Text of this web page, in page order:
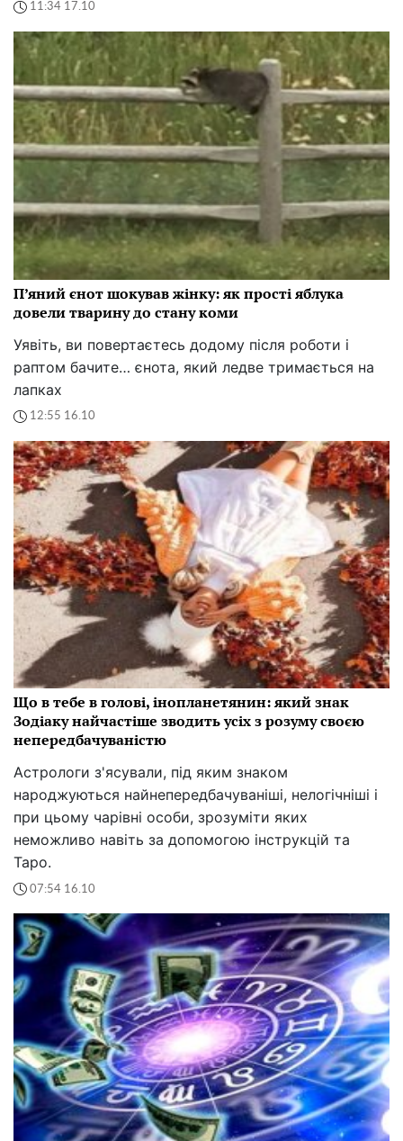
11:34 17.10
П’яний єнот шокував жінку: як прості яблука
довели тварину до стану коми
Уявіть, ви повертаєтесь додому після роботи і
раптом бачите… єнота, який ледве тримається на
лапках
12:55 16.10
Що в тебе в голові, інопланетянин: який знак
Зодіаку найчастіше зводить усіх з розуму своєю
непередбачуваністю
Астрологи з'ясували, під яким знаком
народжуються найнепередбачуваніші, нелогічніші і
при цьому чарівні особи, зрозуміти яких
неможливо навіть за допомогою інструкцій та
Таро.
07:54 16.10